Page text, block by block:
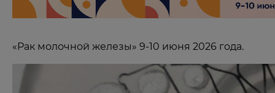
«Рак молочной железы» 9-10 июня 2026 года.